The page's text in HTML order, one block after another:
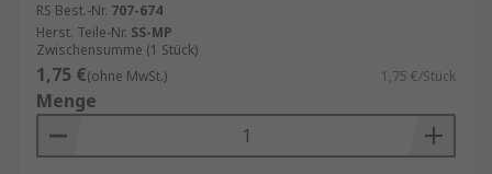
RS Best.-Nr. 707-674
Herst. Teile-Nr. SS-MP
Zwischensumme (1 Stück)
1,75 €(ohne MwSt.) 1,75 €/Stück
Menge